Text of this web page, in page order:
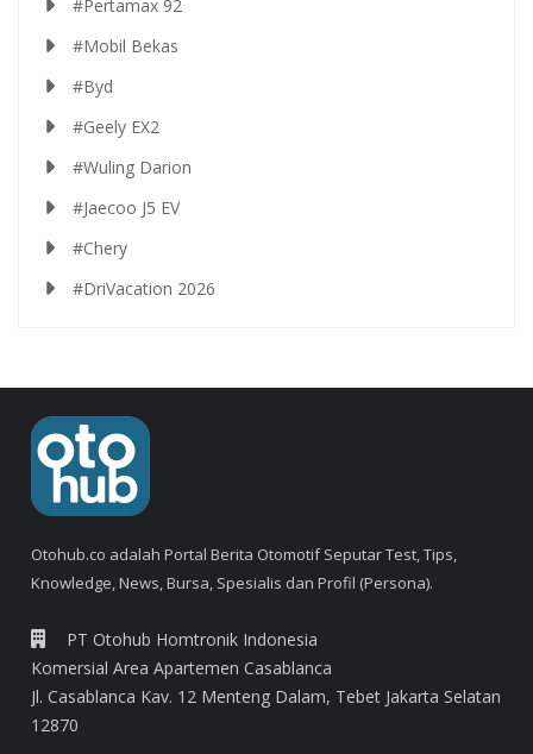
#Pertamax 92
#Mobil Bekas
#Byd
#Geely EX2
#Wuling Darion
#Jaecoo J5 EV
#Chery
#DriVacation 2026
Otohub.co adalah Portal Berita Otomotif Seputar Test, Tips,
Knowledge, News, Bursa, Spesialis dan Profil (Persona).
PT Otohub Homtronik Indonesia
Komersial Area Apartemen Casablanca
Jl. Casablanca Kav. 12 Menteng Dalam, Tebet Jakarta Selatan
12870